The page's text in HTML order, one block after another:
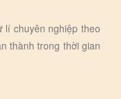
lí chuyên nghiệp theo
thành trong thời gian